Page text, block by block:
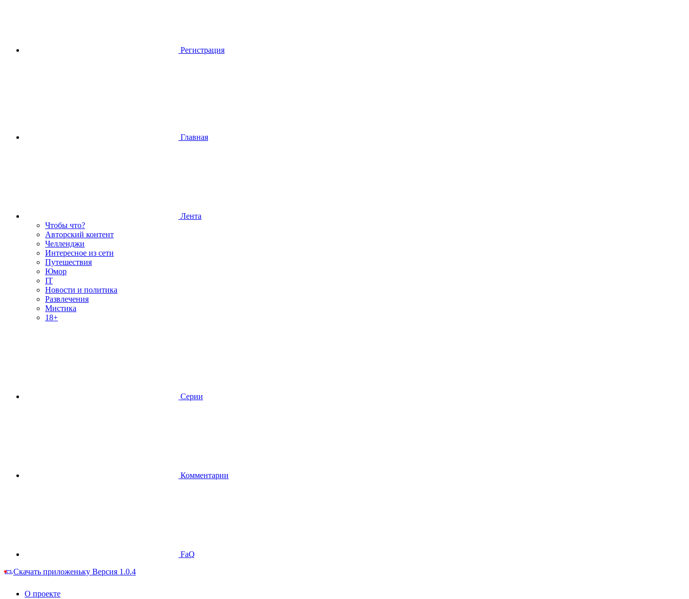
Регистрация
Главная
Лента
Чтобы что?
Авторский контент
Челленджи
Интересное из сети
Путешествия
Юмор
IT
Новости и политика
Развлечения
Мистика
18+
Серии
Комментарии
FaQ
Скачать приложеньку Версия 1.0.4
О проекте